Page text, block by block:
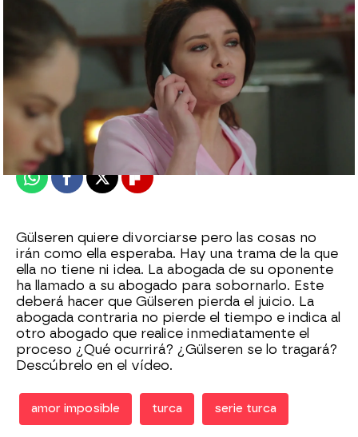
Nova
Madrid
Publicado:30 de agosto de 2021, 22:04
WhatsappFacebook
X Flipboard
Gülseren quiere divorciarse pero las cosas no
irán como ella esperaba. Hay una trama de la que
ella no tiene ni idea. La abogada de su oponente
ha llamado a su abogado para sobornarlo. Este
deberá hacer que Gülseren pierda el juicio. La
abogada contraria no pierde el tiempo e indica al
otro abogado que realice inmediatamente el
proceso ¿Qué ocurrirá? ¿Gülseren se lo tragará?
Descúbrelo en el vídeo.
amor imposible turca serie turca